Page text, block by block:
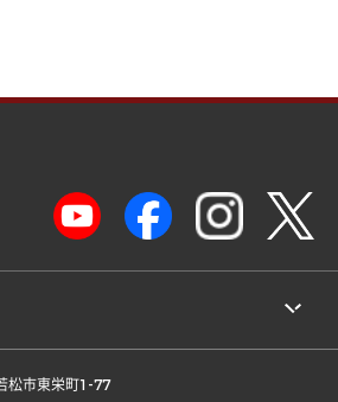
松市東栄町1-77